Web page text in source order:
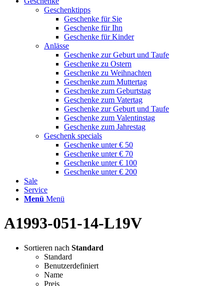
Geschenktipps
Geschenke für Sie
Geschenke für Ihn
Geschenke für Kinder
Anlässe
Geschenke zur Geburt und Taufe
Geschenke zu Ostern
Geschenke zu Weihnachten
Geschenke zum Muttertag
Geschenke zum Geburtstag
Geschenke zum Vatertag
Geschenke zur Geburt und Taufe
Geschenke zum Valentinstag
Geschenke zum Jahrestag
Geschenk specials
Geschenke unter € 50
Geschenke unter € 70
Geschenke unter € 100
Geschenke unter € 200
Sale
Service
Menü Menü
A1993-051-14-L19V
Sortieren nach Standard
Standard
Benutzerdefiniert
Name
Preis